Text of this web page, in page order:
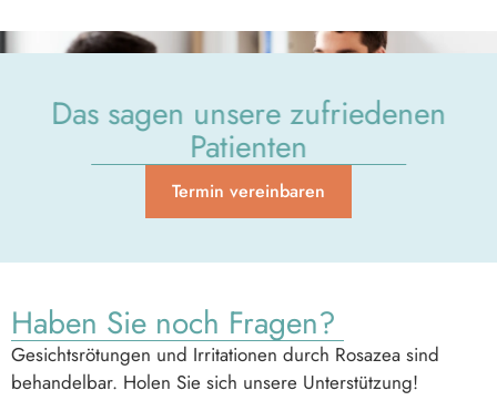
Das sagen unsere zufrieden en
Patienten
Termin vereinbaren
Haben Sie no ch Fragen?
Gesichtsrötungen und Irritationen durch Rosazea sind
behandelbar. Holen Sie sich unsere Unterstützung!